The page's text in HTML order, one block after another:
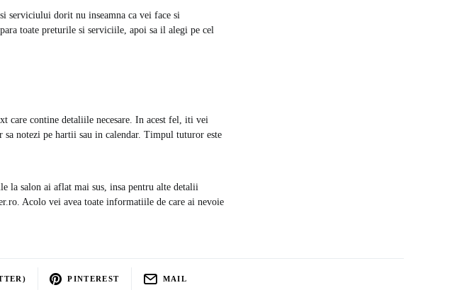
serviciului dorit nu inseamna ca vei face si
toate preturile si serviciile, apoi sa il alegi pe cel
care contine detaliile necesare. In acest fel, iti vei
sa notezi pe hartii sau in calendar. Timpul tuturor este
la salon ai aflat mai sus, insa pentru alte detalii
Acolo vei avea toate informatiile de care ai nevoie
PINTEREST MAIL